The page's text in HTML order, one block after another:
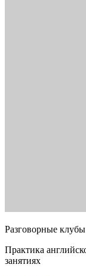
Разговорные клубы
Практика
занятиях